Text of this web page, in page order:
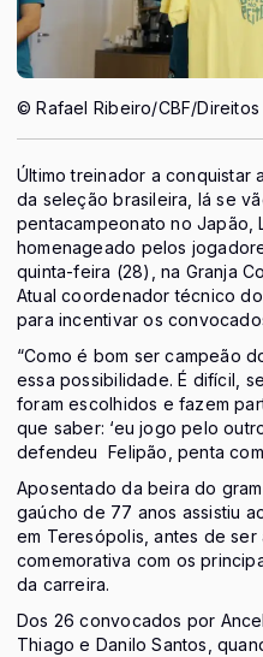
© Rafael Ribeiro/CBF/
Último treinador a conquistar
da seleção brasileira, lá se
pentacampeonato no Japão,
homenageado pelos
quinta-feira (28), na Granja
Atual coordenador técnico
para incentivar os
“Como é bom ser campeão
essa possibilidade. É difícil,
foram escolhidos e fazem
que saber: ‘eu jogo pelo
defendeu Felipão, penta
Aposentado da beira do
gaúcho de 77 anos assistiu
em Teresópolis, antes de ser
comemorativa com os
da carreira.
Dos 26 convocados por
Thiago e Danilo Santos,